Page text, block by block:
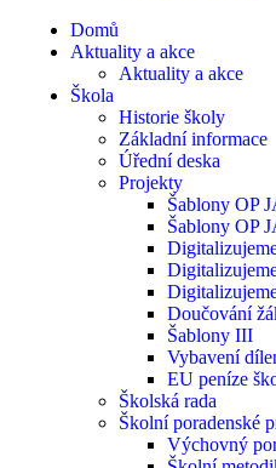
Domů
Aktuality a akce
Aktuality a akce
Škola
Historie školy
Základní informace
Úřední deska
Projekty
Šablony OP
Šablony OP
Doučování
Šablony III
Vybavení
EU peníze
Školská rada
Školní poradenské
Výchovný